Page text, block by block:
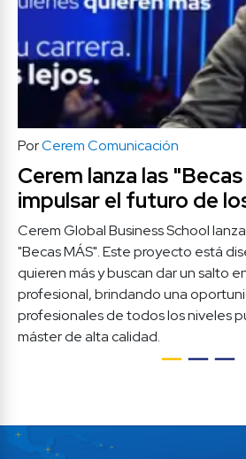
PorCerem Comunicación
Cerem lanza las
impulsar el futuro de
profesionales.
Cerem Global Business School
"Becas MÁS". Este proyecto está
quieren más y buscan dar un salto
profesional, brindando una
profesionales de todos los niveles
máster de alta calidad.